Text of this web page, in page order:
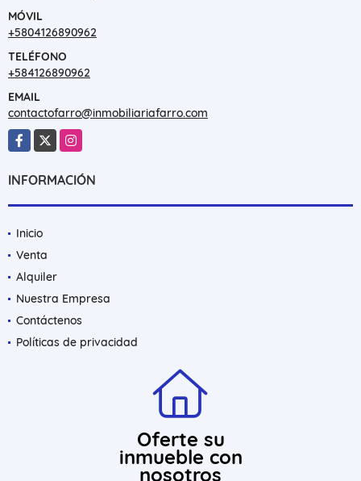
MÓVIL
+5804126890962
TELÉFONO
+584126890962
EMAIL
contactofarro@inmobiliariafarro.com
Facebook
X Instagram
INFORMACIÓN
Inicio
Venta
Alquiler
Nuestra Empresa
Contáctenos
Políticas de privacidad
Oferte su
inmueble con
nosotros